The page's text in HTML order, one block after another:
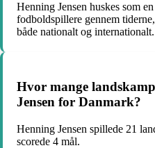
Henning Jensen huskes som
fodboldspillere gennem
både nationalt og internationalt.
Hvor mange
Jensen for Danmark?
Henning Jensen spillede 21
scorede 4 mål.